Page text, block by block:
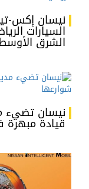
السيارات
الشرق
نيسان تضيء
قيادة